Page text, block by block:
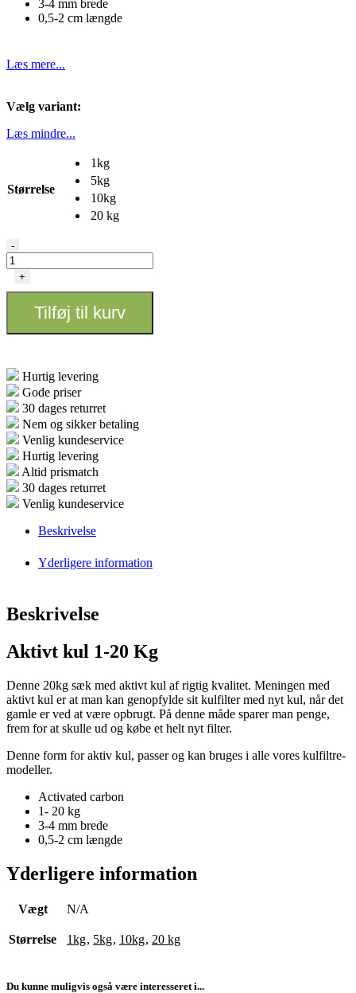
3-4 mm brede
0,5-2 cm længde
Læs mere...
Vælg variant:
Læs mindre...
Størrelse
1kg
5kg
10kg
20 kg
Aktivt
kul
antal
-
+
Tilføj til kurv
Hurtig levering
Gode priser
30 dages returret
Nem og sikker betaling
Venlig kundeservice
Hurtig levering
Altid prismatch
30 dages returret
Venlig kundeservice
Beskrivelse
Yderligere information
Beskrivelse
Aktivt kul 1-20 Kg
Denne 20kg sæk med aktivt kul af rigtig kvalitet. Meningen med
aktivt kul er at man kan genopfylde sit kulfilter med nyt kul, når det
gamle er ved at være opbrugt. På denne måde sparer man penge,
frem for at skulle ud og købe et helt nyt filter.
Denne form for aktiv kul, passer og kan bruges i alle vores kulfiltre-
modeller.
Activated carbon
1- 20 kg
3-4 mm brede
0,5-2 cm længde
Yderligere information
Vægt N/A
Størrelse 1kg, 5kg, 10kg, 20 kg
Du kunne muligvis også være interesseret i...